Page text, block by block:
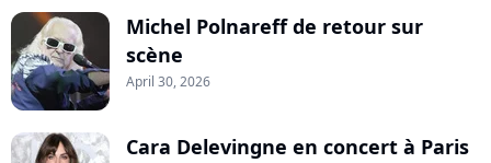
Michel Polnareff de retour sur
scène
April 30, 2026
Cara Delevingne en concert à Paris